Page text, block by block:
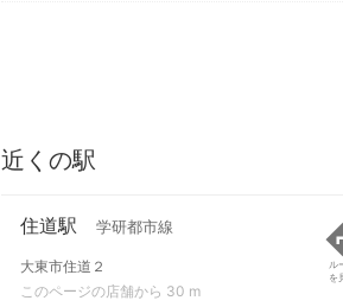
近くの駅
住道駅 学研都市線
大東市住道２
このページの店舗から 30 m
ル
を